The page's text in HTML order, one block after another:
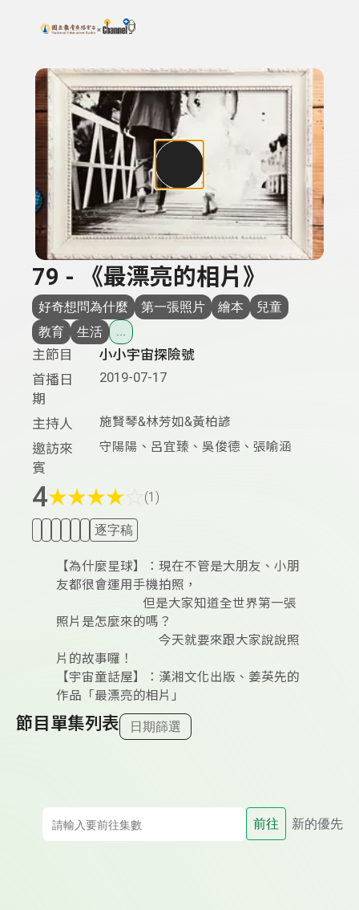
上方功能區塊
搜尋關鍵字：可輸入節目名稱、主持人或關鍵字
79 - 《最漂亮的相片》
好奇想問為什麼 第一張照片 繪本
兒童
教育
生活
主節目
小小宇宙探險號
首播日
期
2019-07-17
主持人 施賢琴&林芳如&黃柏諺
邀訪來
賓
守陽陽、呂宜臻、吳俊德、張喻涵
4★★★★ (1)
逐字稿
【為什麼星球】：現在不管是大朋友、小朋
友都很會運用手機拍照，
但是大家知道全世界第一張
照片是怎麼來的嗎？
今天就要來跟大家說說照
片的故事囉！
【宇宙童話屋】：漢湘文化出版、姜英先的
作品「最漂亮的相片」
節目單集列表 日期篩選
前往 新的優先